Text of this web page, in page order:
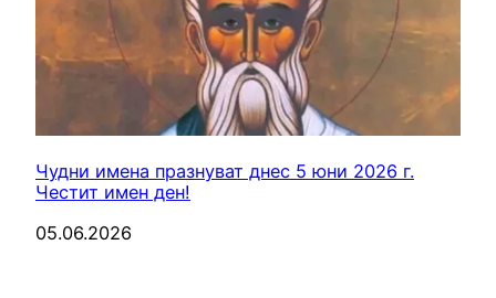
Чудни имена празнуват днес 5 юни 2026 г.
Честит имен ден!
05.06.2026